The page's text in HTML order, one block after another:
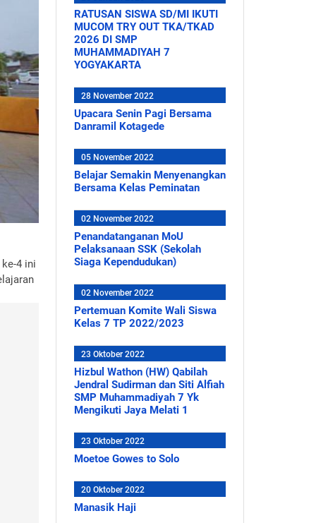
4 ini
RATUSAN SISWA SD/MI IKUTI
MUCOM TRY OUT TKA/TKAD
2026 DI SMP
MUHAMMADIYAH 7
YOGYAKARTA
28 November 2022
Upacara Senin Pagi Bersama
Danramil Kotagede
05 November 2022
Belajar Semakin Menyenangkan
Bersama Kelas Peminatan
02 November 2022
Penandatanganan MoU
Pelaksanaan SSK (Sekolah
Siaga Kependudukan)
02 November 2022
Pertemuan Komite Wali Siswa
Kelas 7 TP 2022/2023
23 Oktober 2022
Hizbul Wathon (HW) Qabilah
Jendral Sudirman dan Siti Alfiah
SMP Muhammadiyah 7 Yk
Mengikuti Jaya Melati 1
23 Oktober 2022
Moetoe Gowes to Solo
20 Oktober 2022
Manasik Haji